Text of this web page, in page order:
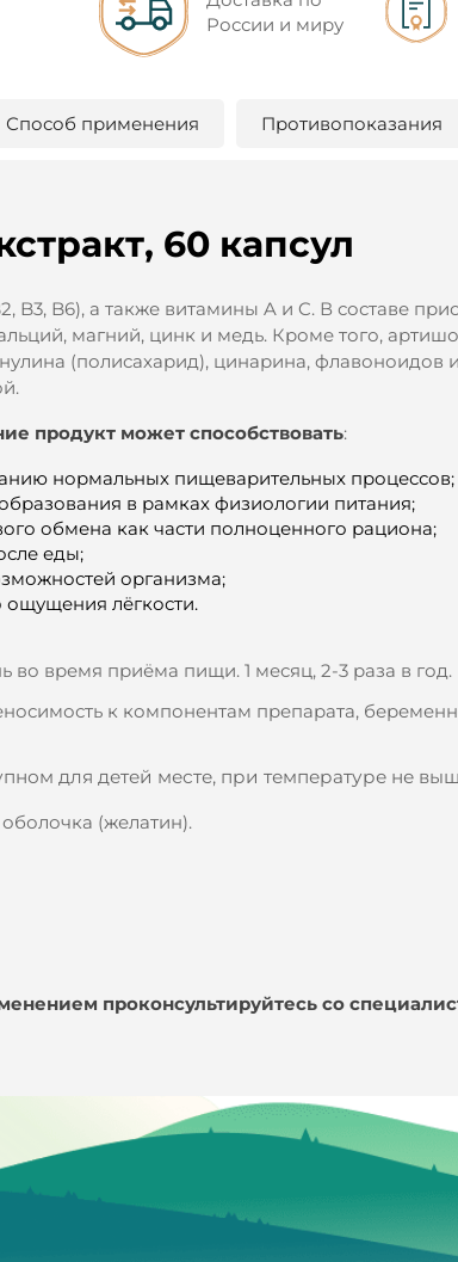
России и миру
Способ применения Противопоказания
60 капсул
B6), а также витамины A и C. В составе
магний, цинк и медь. Кроме того,
(полисахарид), цинарина, флавоноидов
продукт может способствовать:
нормальных пищеварительных процессов;
в рамках физиологии питания;
обмена как части полноценного рациона;
еды;
организма;
лёгкости.
во время приёма пищи. 1 месяц, 2-3 раза в год.
к компонентам препарата,
для детей месте, при температуре не
(желатин).
проконсультируйтесь со